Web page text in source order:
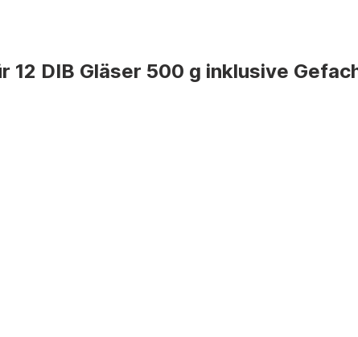
DIB Gläser 500 g inklusive